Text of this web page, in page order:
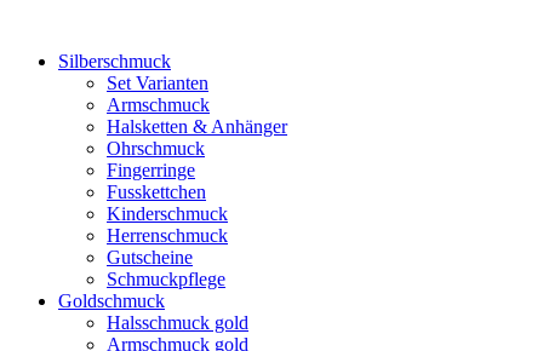
Silberschmuck
Set Varianten
Armschmuck
Halsketten & Anhänger
Ohrschmuck
Fingerringe
Fusskettchen
Kinderschmuck
Herrenschmuck
Gutscheine
Schmuckpflege
Goldschmuck
Halsschmuck gold
Armschmuck gold